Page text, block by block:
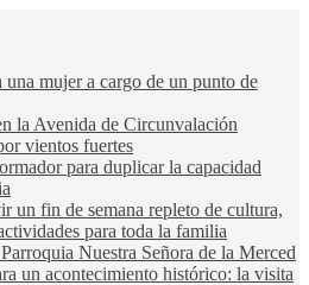
una mujer a cargo de un punto de
la Avenida de Circunvalación
vientos fuertes
para duplicar la capacidad
un fin de semana repleto de cultura,
para toda la familia
Nuestra Señora de la Merced
un acontecimiento histórico: la visita